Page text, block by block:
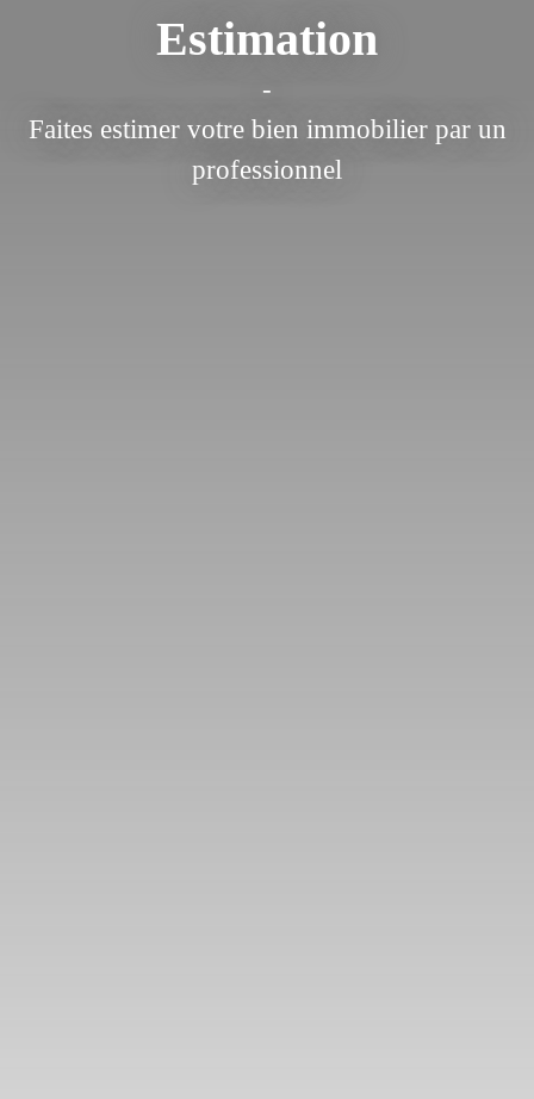
Estimation
-
Faites estimer votre bien immobilier par un
professionnel